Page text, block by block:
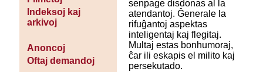
Indeksoj kaj
arkivoj
Anoncoj
Oftaj demandoj
senpage disdonas al la
atendantoj. Ĝenerale la
rifuĝantoj aspektas
inteligentaj kaj flegitaj.
Multaj estas bonhumoraj,
ĉar ili eskapis el milito kaj
persekutado.